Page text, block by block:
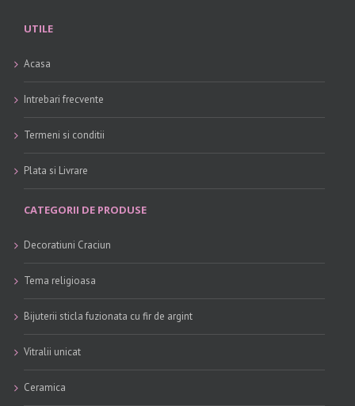
UTILE
Acasa
Intrebari frecvente
Termeni si conditii
Plata si Livrare
CATEGORII DE PRODUSE
Decoratiuni Craciun
Tema religioasa
Bijuterii sticla fuzionata cu fir de argint
Vitralii unicat
Ceramica